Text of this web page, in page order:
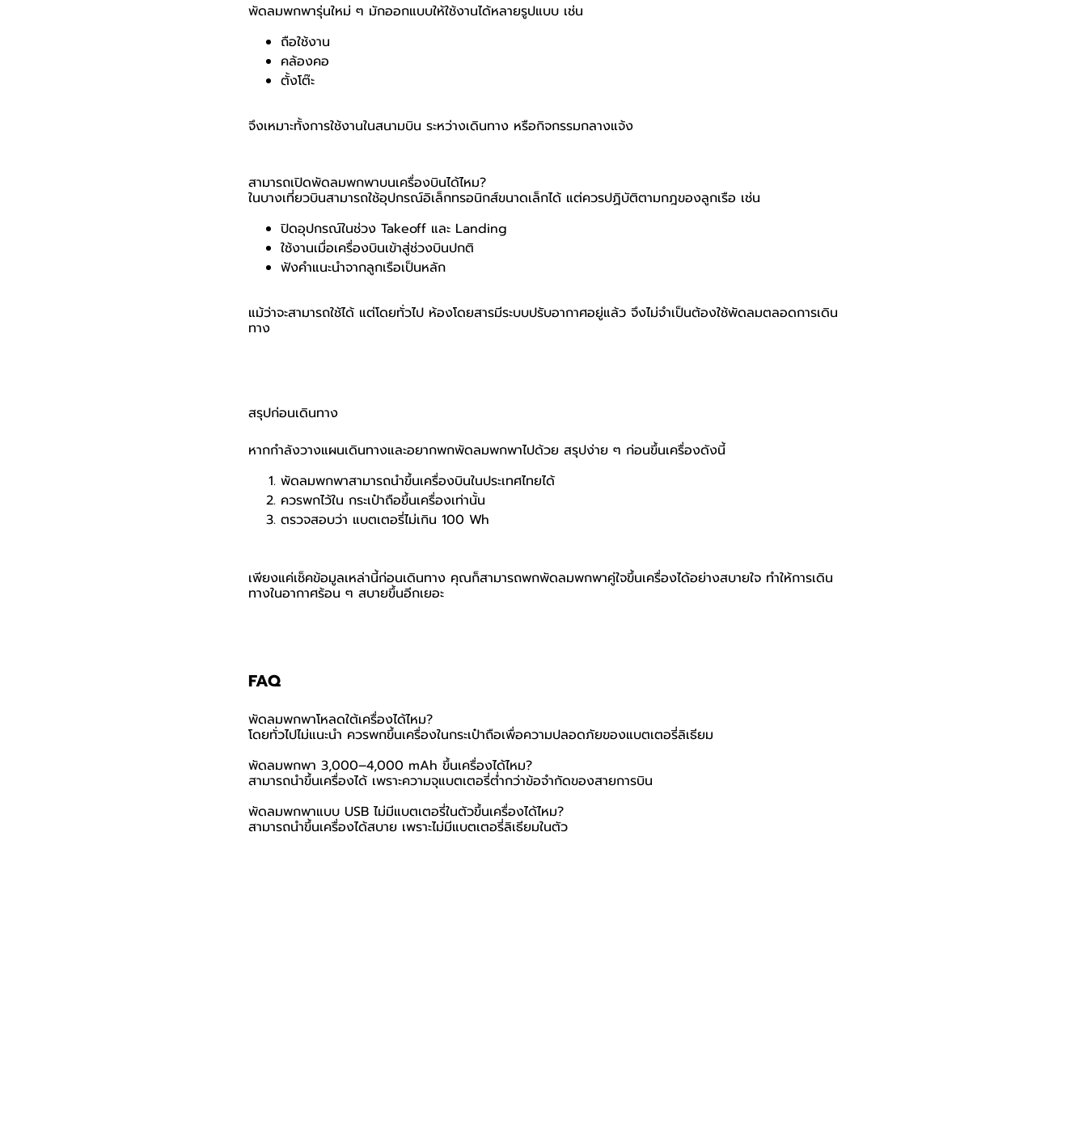
พัดลมพกพารุ่นใหม่ ๆ มักออกแบบให้ใช้งานได้หลายรูปแบบ เช่น
ถือใช้งาน
คล้องคอ
ตั้งโต๊ะ
จึงเหมาะทั้งการใช้งานในสนามบิน ระหว่างเดินทาง หรือกิจกรรมกลางแจ้ง
สามารถเปิดพัดลมพกพาบนเครื่องบินได้ไหม?
ในบางเที่ยวบินสามารถใช้อุปกรณ์อิเล็กทรอนิกส์ขนาดเล็กได้ แต่ควรปฏิบัติตามกฎของลูกเรือ เช่น
ปิดอุปกรณ์ในช่วง Takeoff และ Landing
ใช้งานเมื่อเครื่องบินเข้าสู่ช่วงบินปกติ
ฟังคำแนะนำจากลูกเรือเป็นหลัก
แม้ว่าจะสามารถใช้ได้ แต่โดยทั่วไป ห้องโดยสารมีระบบปรับอากาศอยู่แล้ว จึงไม่จำเป็นต้องใช้พัดลมตลอดการเดิน
ทาง
สรุปก่อนเดินทาง
หากกำลังวางแผนเดินทางและอยากพกพัดลมพกพาไปด้วย สรุปง่าย ๆ ก่อนขึ้นเครื่องดังนี้
พัดลมพกพาสามารถนำขึ้นเครื่องบินในประเทศไทยได้
ควรพกไว้ใน กระเป๋าถือขึ้นเครื่องเท่านั้น
ตรวจสอบว่า แบตเตอรี่ไม่เกิน 100 Wh
เพียงแค่เช็คข้อมูลเหล่านี้ก่อนเดินทาง คุณก็สามารถพกพัดลมพกพาคู่ใจขึ้นเครื่องได้อย่างสบายใจ ทำให้การเดิน
ทางในอากาศร้อน ๆ สบายขึ้นอีกเยอะ
FAQ
พัดลมพกพาโหลดใต้เครื่องได้ไหม?
โดยทั่วไปไม่แนะนำ ควรพกขึ้นเครื่องในกระเป๋าถือเพื่อความปลอดภัยของแบตเตอรี่ลิเธียม
พัดลมพกพา 3,000–4,000 mAh ขึ้นเครื่องได้ไหม?
สามารถนำขึ้นเครื่องได้ เพราะความจุแบตเตอรี่ต่ำกว่าข้อจำกัดของสายการบิน
พัดลมพกพาแบบ USB ไม่มีแบตเตอรี่ในตัวขึ้นเครื่องได้ไหม?
สามารถนำขึ้นเครื่องได้สบาย เพราะไม่มีแบตเตอรี่ลิเธียมในตัว